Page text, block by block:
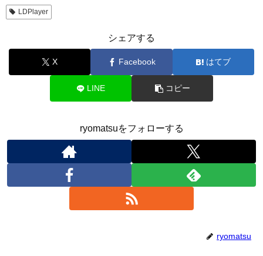
LDPlayer
シェアする
X Facebook はてブ
LINE コピー
ryomatsuをフォローする
ryomatsu